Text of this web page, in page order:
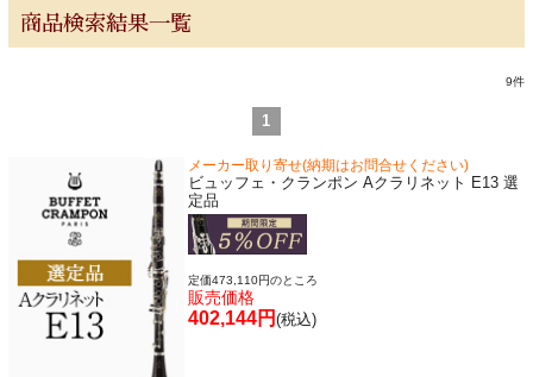
商品検索結果一覧
9件
1
メーカー取り寄せ(納期はお問合せください)
ビュッフェ・クランポン Aクラリネット E13 選
定品
定価473,110円のところ
販売価格
402,144円 (税込)
新商品・新規取り扱い商品
「楽器をはじめよう」
お手入れ方法
選定者のご紹介
演奏会のお知らせ